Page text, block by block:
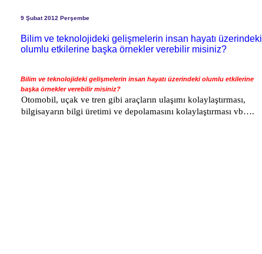
9 Şubat 2012 Perşembe
Bilim ve teknolojideki gelişmelerin insan hayatı üzerindeki
olumlu etkilerine başka örnekler verebilir misiniz?
Bilim ve teknolojideki gelişmelerin insan hayatı üzerindeki olumlu etkilerine
başka örnekler verebilir misiniz?
Otomobil, uçak ve tren gibi araçların ulaşımı kolaylaştırması,
bilgisayarın bilgi üretimi ve depolamasını kolaylaştırması vb….